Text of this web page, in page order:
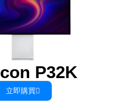
P32K
立即購買